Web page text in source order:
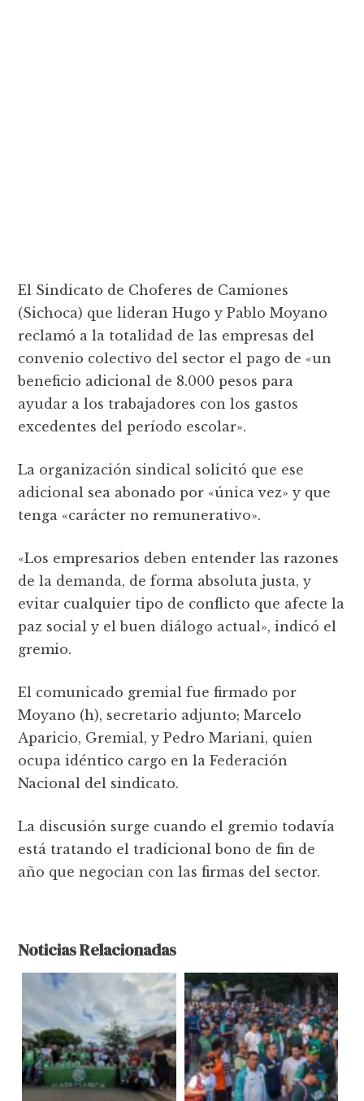
El Sindicato de Choferes de Camiones
(Sichoca) que lideran Hugo y Pablo Moyano
reclamó a la totalidad de las empresas del
convenio colectivo del sector el pago de «un
beneficio adicional de 8.000 pesos para
ayudar a los trabajadores con los gastos
excedentes del período escolar».
La organización sindical solicitó que ese
adicional sea abonado por «única vez» y que
tenga «carácter no remunerativo».
«Los empresarios deben entender las razones
de la demanda, de forma absoluta justa, y
evitar cualquier tipo de conflicto que afecte la
paz social y el buen diálogo actual», indicó el
gremio.
El comunicado gremial fue firmado por
Moyano (h), secretario adjunto; Marcelo
Aparicio, Gremial, y Pedro Mariani, quien
ocupa idéntico cargo en la Federación
Nacional del sindicato.
La discusión surge cuando el gremio todavía
está tratando el tradicional bono de fin de
año que negocian con las firmas del sector.
Noticias Relacionadas